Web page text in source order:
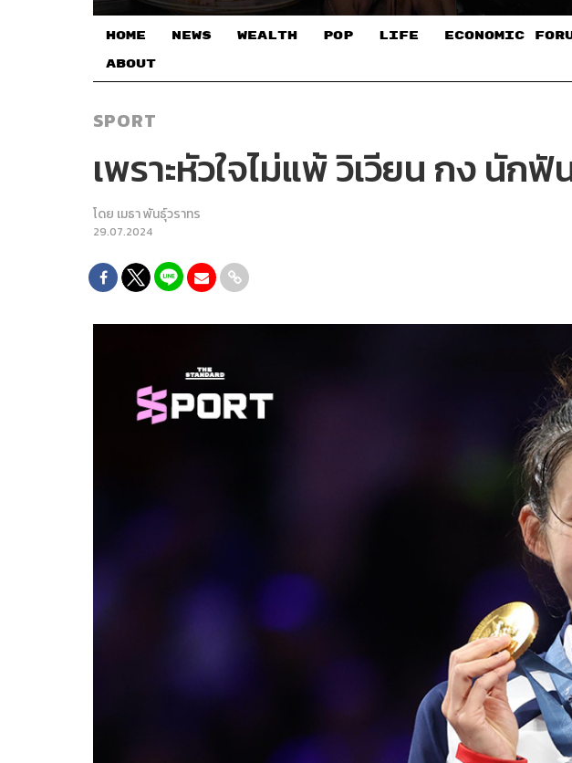
HOME NEWS WEALTH POP LIFE ECONOMIC
ABOUT
SPORT
เพราะหัวใจไม่แพ้ วิเวียน กง นัก
โดย เมธา พันธุ์วราทร
29.07.2024